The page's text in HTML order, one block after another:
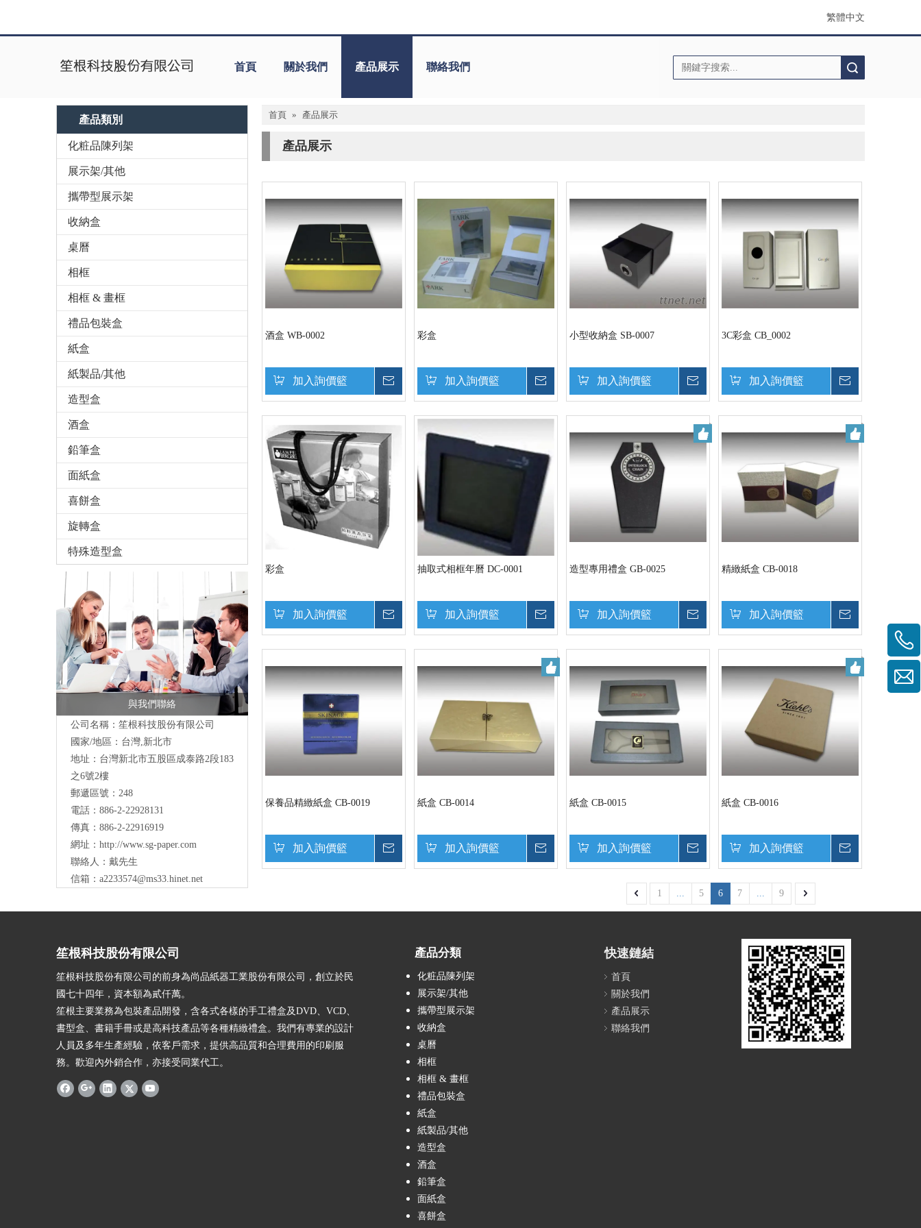
繁體中文
首頁 關於我們 產品展示 聯絡我們
產品類別
化粧品陳列架
展示架/其他
攜帶型展示架
收納盒
桌曆
相框
相框 & 畫框
禮品包裝盒
紙盒
紙製品/其他
造型盒
酒盒
鉛筆盒
面紙盒
喜餅盒
旋轉盒
特殊造型盒
與我們聯絡
公司名稱：笙根科技股份有限公司
國家/地區：台灣,新北市
地址：台灣新北市五股區成泰路2段183
之6號2樓
郵遞區號：248
電話：886-2-22928131
傳真：886-2-22916919
網址： http://www.sg-paper.com
聯絡人：戴先生
信箱： a2233574@ms33.hinet.net
首頁 » 產品展示
產品展示
酒盒 WB-0002
加入詢價籃
彩盒
加入詢價籃
小型收納盒 SB-0007
加入詢價籃
3C彩盒 CB_0002
加入詢價籃
彩盒
加入詢價籃
抽取式相框年曆 DC-0001
加入詢價籃
造型專用禮盒 GB-0025
加入詢價籃
精緻紙盒 CB-0018
加入詢價籃
保養品精緻紙盒 CB-0019
加入詢價籃
紙盒 CB-0014
加入詢價籃
紙盒 CB-0015
加入詢價籃
紙盒 CB-0016
加入詢價籃
1 ... 5 6 7 ... 9
笙根科技股份有限公司
笙根科技股份有限公司的前身為尚品紙器工業股份有限公司，創立於民
國七十四年，資本額為貳仟萬。
笙根主要業務為包裝產品開發，含各式各樣的手工禮盒及DVD、VCD、
書型盒、書籍手冊或是高科技產品等各種精緻禮盒。我們有專業的設計
人員及多年生產經驗，依客戶需求，提供高品質和合理費用的印刷服
務。歡迎內外銷合作，亦接受同業代工。
產品分類
化粧品陳列架
展示架/其他
攜帶型展示架
收納盒
桌曆
相框
相框 & 畫框
禮品包裝盒
紙盒
紙製品/其他
造型盒
酒盒
鉛筆盒
面紙盒
喜餅盒
快速鏈結
首頁
關於我們
產品展示
聯絡我們